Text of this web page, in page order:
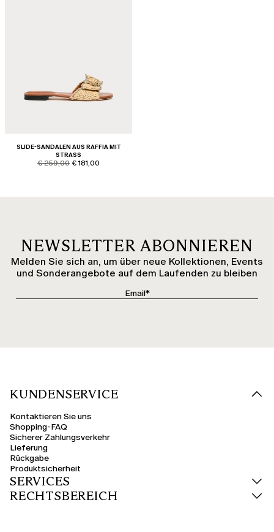
SLIDE-SANDALEN AUS RAFFIA MIT
STRASS
product.price.original
€ 259,00 product.price.sale
€ 181,00
NEWSLETTER ABONNIEREN
Melden Sie sich an, um über neue Kollektionen, Events
und Sonderangebote auf dem Laufenden zu bleiben
KUNDENSERVICE
Kontaktieren Sie uns
Shopping-FAQ
Sicherer Zahlungsverkehr
Lieferung
Rückgabe
Produktsicherheit
SERVICES
RECHTSBEREICH